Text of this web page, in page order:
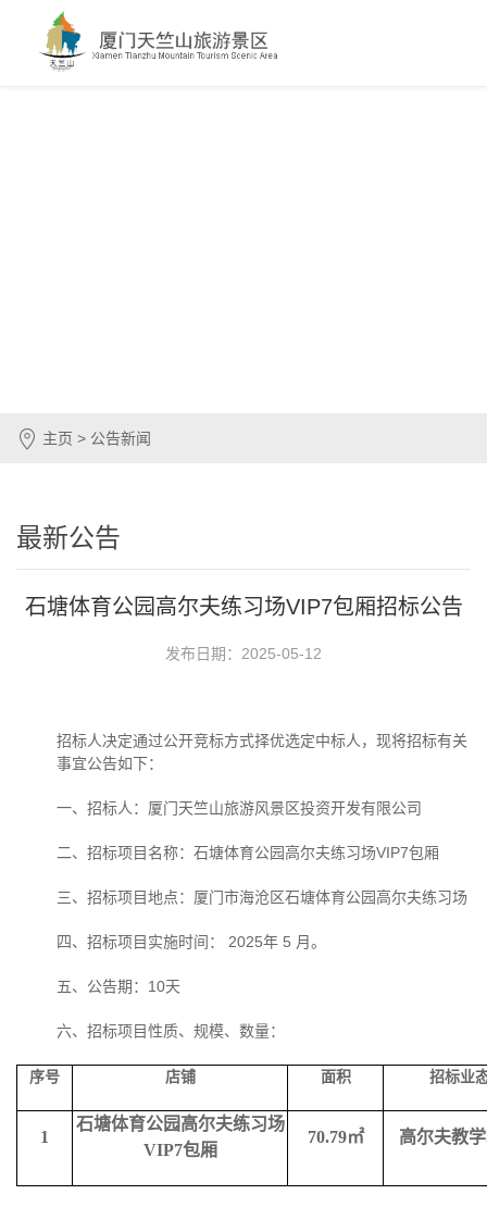
主页 > 公告新闻
最新公告
石塘体育公园高尔夫练习场VIP7包厢招标公告
发布日期：2025-05-12
招标人决定通过公开竞标方式择优选定中标人，现将招标有关
事宜公告如下：
一、招标人：厦门天竺山旅游风景区投资开发有限公司
二、招标项目名称：石塘体育公园高尔夫练习场VIP7包厢
三、招标项目地点：厦门市海沧区石塘体育公园高尔夫练习场
四、招标项目实施时间： 2025年 5 月。
五、公告期： 10天
六、招标项目性质、规模、数量：
序号 店铺 面积 招标业
1
石塘体育公园高尔夫练习场
VIP7包厢
70.79㎡ 高尔夫教